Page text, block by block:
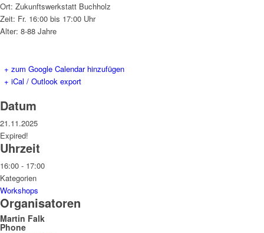
Ort: Zukunftswerkstatt Buchholz
Zeit: Fr. 16:00 bis 17:00 Uhr
Alter: 8-88 Jahre
+ zum Google Calendar hinzufügen
+ iCal / Outlook export
Datum
21.11.2025
Expired!
Uhrzeit
16:00 - 17:00
Kategorien
Workshops
Organisatoren
Martin Falk
Phone